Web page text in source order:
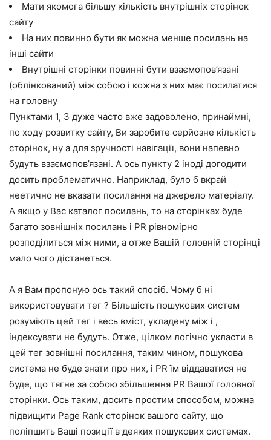
Мати якомога більшу кількість внутрішніх сторінок
сайту
На них повинно бути як можна менше посилань на
інші сайти
Внутрішні сторінки повинні бути взаємопов’язані
(облінкований) між собою і кожна з них має посилатися
на головну
Пунктами 1, 3 дуже часто вже задоволено, принаймні,
по ходу розвитку сайту, Ви заробите серйозне кількість
сторінок, ну а для зручності навігації, вони напевно
будуть взаємопов’язані. А ось пункту 2 іноді догодити
досить проблематично. Наприклад, було б вкрай
неетично не вказати посилання на джерело матеріалу.
А якщо у Вас каталог посилань, то на сторінках буде
багато зовнішніх посилань і PR рівномірно
розподілиться між ними, а отже Вашій головній сторінці
мало чого дістанеться.
А я Вам пропоную ось такий спосіб. Чому б ні
використовувати тег ? Більшість пошукових систем
розуміють цей тег і весь вміст, укладену між і ,
індексувати не будуть. Отже, цілком логічно укласти в
цей тег зовнішні посилання, таким чином, пошукова
система не буде знати про них, і PR їм віддаватися не
буде, що тягне за собою збільшення PR Вашої головної
сторінки. Ось таким, досить простим способом, можна
підвищити Page Rank сторінок вашого сайту, що
поліпшить Ваші позиції в деяких пошукових системах.